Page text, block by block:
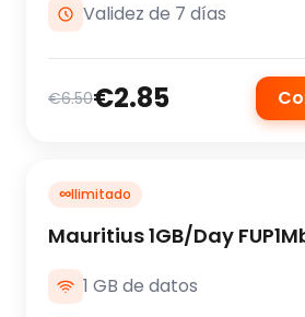
Validez de 7 días
€6.50€2.85
∞Ilimitado
Mauritius 1GB/Day
1 GB de datos